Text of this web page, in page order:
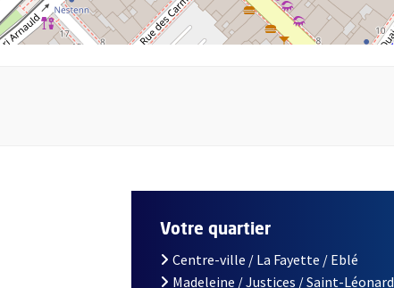
Votre quartier
Centre-ville / La Fayette / Eblé
Madeleine / Justices / Saint-Léonard